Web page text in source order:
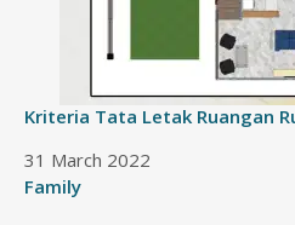
Kriteria Tata Letak Ruangan
Date
31 March 2022
In relation to
Family